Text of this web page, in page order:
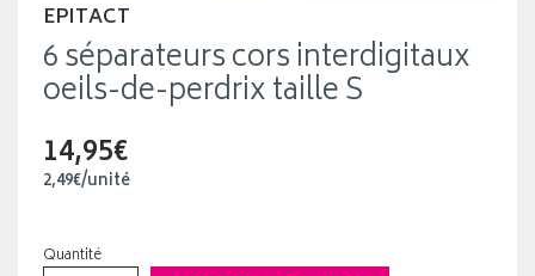
EPITACT
6 séparateurs cors interdigitaux
oeils-de-perdrix taille S
14,95€
2,49€/unité
Quantité